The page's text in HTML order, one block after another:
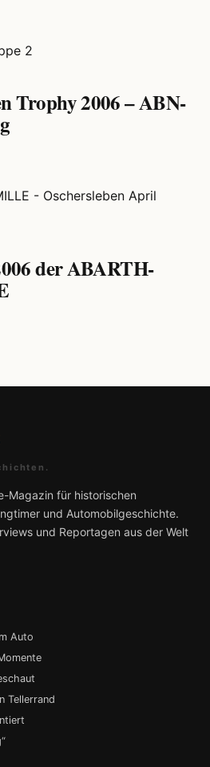
Trophy 2006 – ABN-
der ABARTH-
Magazin für historischen
und Automobilgeschichte.
und Reportagen aus der Welt
Auto
Tellerrand